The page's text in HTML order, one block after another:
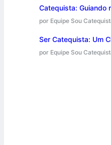
Catequista: Guiando
por Equipe Sou
Ser Catequista: Um
por Equipe Sou